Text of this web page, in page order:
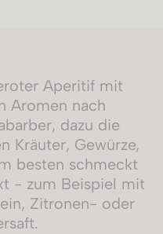
Aperitif mit
Aromen nach
dazu die
Kräuter, Gewürze,
besten schmeckt
- zum Beispiel mit
Zitronen- oder